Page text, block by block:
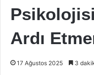
Ardı
17 Ağustos 2025 3